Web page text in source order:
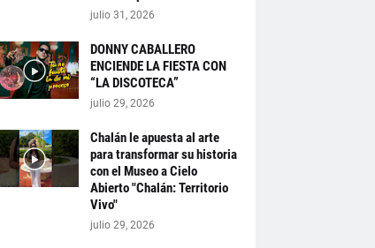
julio 31, 2026
DONNY CABALLERO
ENCIENDE LA FIESTA CON
“LA DISCOTECA”
julio 29, 2026
Chalán le apuesta al arte
para transformar su historia
con el Museo a Cielo
Abierto "Chalán: Territorio
Vivo"
julio 29, 2026